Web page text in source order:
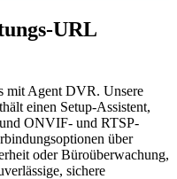
URL
mit Agent DVR. Unsere
einen Setup-Assistent,
ONVIF- und RTSP-
über
oder Büroüberwachung,
sichere